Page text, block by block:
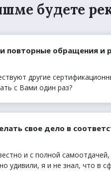
будете
повторные обращения и
другие
с Вами один раз?
свое дело в
и с полной
удивили, я и не знал, что в